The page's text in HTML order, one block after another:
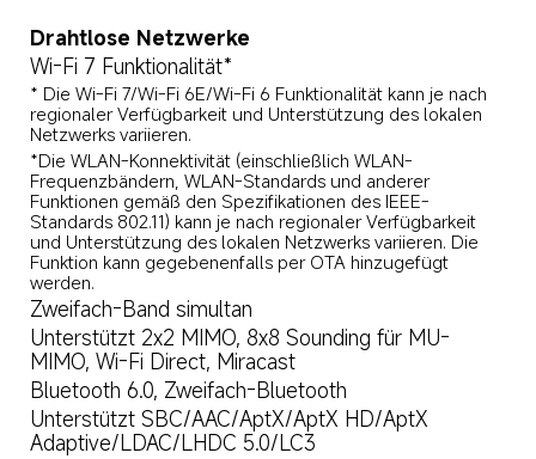
Drahtlose Netzwerke
Wi‑Fi 7 Funktionalität*
* Die Wi‑Fi 7/Wi‑Fi 6E/Wi‑Fi 6 Funktionalität kann je nach
regionaler Verfügbarkeit und Unterstützung des lokalen
Netzwerks variieren.
*Die WLAN-Konnektivität (einschließlich WLAN-
Frequenzbändern, WLAN-Standards und anderer
Funktionen gemäß den Spezifikationen des IEEE-
Standards 802.11) kann je nach regionaler Verfügbarkeit
und Unterstützung des lokalen Netzwerks variieren. Die
Funktion kann gegebenenfalls per OTA hinzugefügt
werden.
Zweifach-Band simultan
Unterstützt 2x2 MIMO, 8x8 Sounding für MU-
MIMO, Wi-Fi Direct, Miracast
Bluetooth 6.0, Zweifach-Bluetooth
Unterstützt SBC/AAC/AptX/AptX HD/AptX
Adaptive/LDAC/LHDC 5.0/LC3